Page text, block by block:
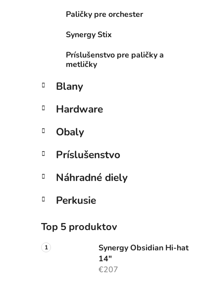
Paličky pre orchester
Synergy Stix
Príslušenstvo pre paličky a
metličky
Blany
Hardware
Obaly
Príslušenstvo
Náhradné diely
Perkusie
Top 5 produktov
Synergy Obsidian Hi-hat
14"
€207